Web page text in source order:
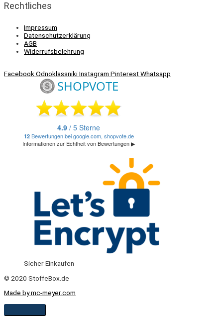
Rechtliches
Impressum
Datenschutzerklärung
AGB
Widerrufsbelehrung
FacebookOdnoklassnikiInstagram PinterestWhatsapp
Sicher Einkaufen
© 2020 StoffeBox.de
Made by mc-meyer.com